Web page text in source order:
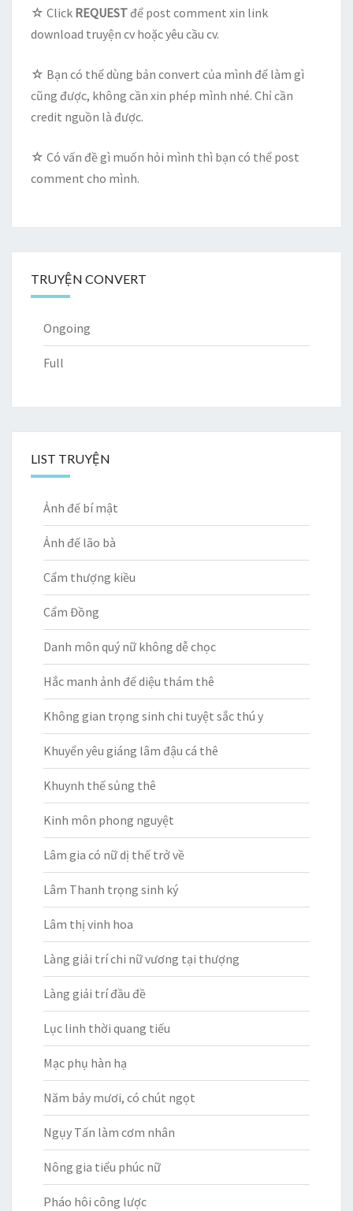
☆ Click REQUESTđể post comment xin link
download truyện cv hoặc yêu cầu cv.
☆ Bạn có thể dùng bản convert của mình để làm gì
cũng được, không cần xin phép mình nhé. Chỉ cần
credit nguồn là được.
☆ Có vấn đề gì muốn hỏi mình thì bạn có thể post
comment cho mình.
TRUYỆN CONVERT
Ongoing
Full
LIST TRUYỆN
Ảnh đế bí mật
Ảnh đế lão bà
Cẩm thượng kiều
Cẩm Đồng
Danh môn quý nữ không dễ chọc
Hắc manh ảnh đế diệu thám thê
Không gian trọng sinh chi tuyệt sắc thú y
Khuyển yêu giáng lâm đậu cá thê
Khuynh thế sủng thê
Kinh môn phong nguyệt
Lâm gia có nữ dị thế trở về
Lâm Thanh trọng sinh ký
Lâm thị vinh hoa
Làng giải trí chi nữ vương tại thượng
Làng giải trí đầu đề
Lục linh thời quang tiếu
Mạc phụ hàn hạ
Năm bảy mươi, có chút ngọt
Ngụy Tấn làm cơm nhân
Nông gia tiểu phúc nữ
Pháo hôi công lược